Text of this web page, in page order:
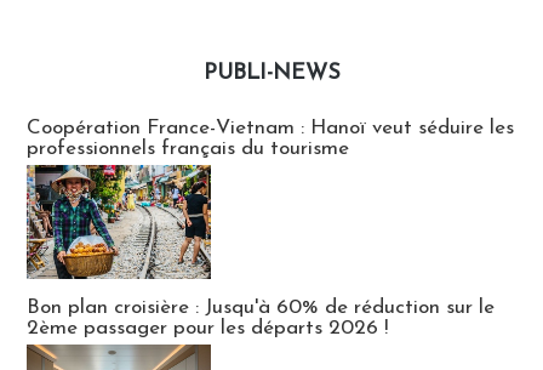
PUBLI-NEWS
Coopération France-Vietnam : Hanoï veut séduire les
professionnels français du tourisme
Bon plan croisière : Jusqu'à 60% de réduction sur le
2ème passager pour les départs 2026 !